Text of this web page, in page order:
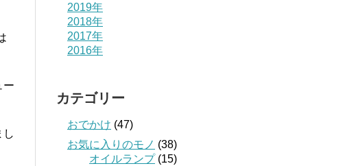
ー
し
2019年
2018年
2017年
2016年
カテゴリー
おでかけ (47)
お気に入りのモノ (38)
オイルランプ(15)